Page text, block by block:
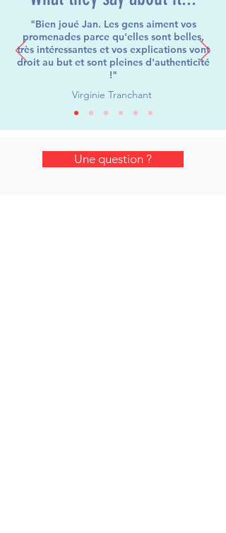
"Bien joué Jan. Les gens aiment vos
promenades parce qu'elles sont belles,
très intéressantes et vos explications vont
droit au but et sont pleines d'authenticité
!"
Virginie Tranchant
Une question ?